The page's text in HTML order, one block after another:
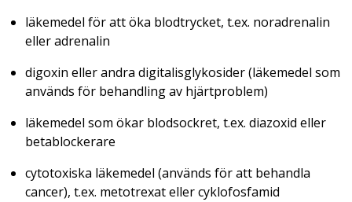
läkemedel för att öka blodtrycket, t.ex. noradrenalin
eller adrenalin
digoxin eller andra digitalisglykosider (läkemedel som
används för behandling av hjärtproblem)
läkemedel som ökar blodsockret, t.ex. diazoxid eller
betablockerare
cytotoxiska läkemedel (används för att behandla
cancer), t.ex. metotrexat eller cyklofosfamid